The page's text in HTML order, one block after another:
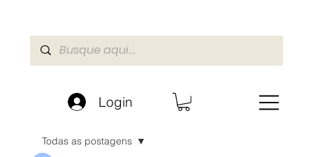
Login
Todas as postagens